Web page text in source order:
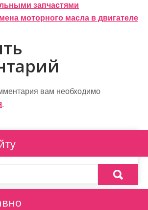
запчастями
моторного масла в двигателе
вам необходимо
.